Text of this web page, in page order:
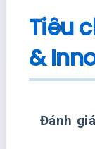
Tiêu
&
Đánh